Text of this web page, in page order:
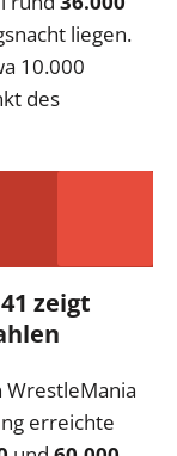
liegen.
10.000
des
zeigt
erreichte